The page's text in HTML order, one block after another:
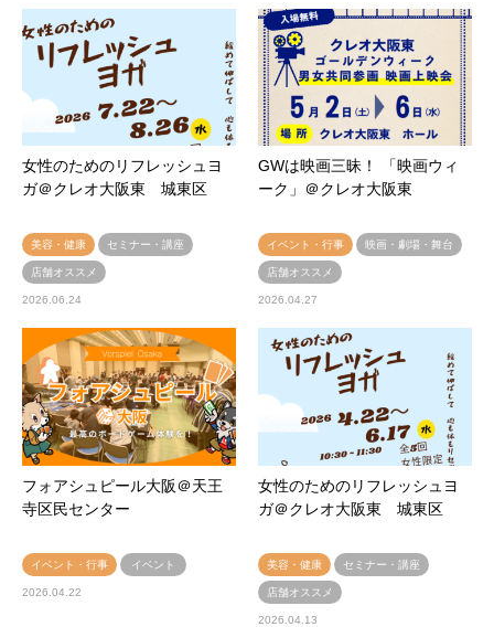
女性のためのリフレッシュヨ
ガ＠クレオ大阪東 城東区
美容・健康 セミナー・講座
店舗オススメ
2026.06.24
GWは映画三昧！ 「映画ウィ
ーク」＠クレオ大阪東
イベント・行事 映画・劇場・舞台
店舗オススメ
2026.04.27
フォアシュピール大阪＠天王
寺区民センター
イベント・行事 イベント
2026.04.22
女性のためのリフレッシュヨ
ガ＠クレオ大阪東 城東区
美容・健康 セミナー・講座
店舗オススメ
2026.04.13